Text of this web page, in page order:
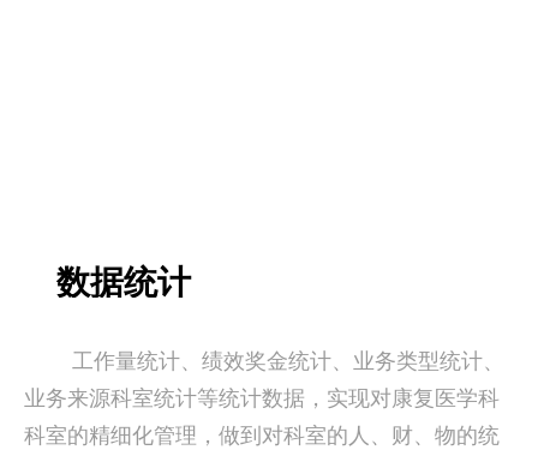
数据统计
工作量统计、绩效奖金统计、业务类型统计、
业务来源科室统计等统计数据，实现对康复医学科
科室的精细化管理，做到对科室的人、财、物的统